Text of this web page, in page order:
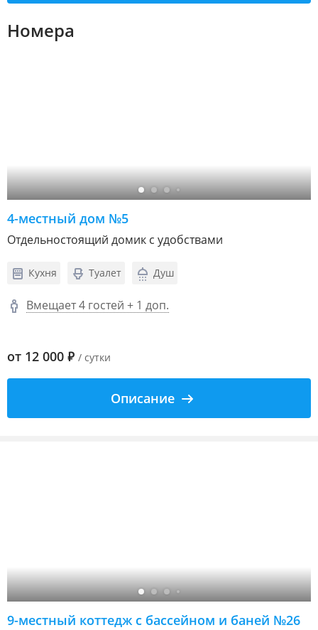
Номера
4-местный дом №5
Отдельностоящий домик с удобствами
Кухня Туалет Душ
Вмещает 4 гостей + 1 доп.
от 12 000 ₽ / сутки
Описание
9-местный коттедж с бассейном и баней №26